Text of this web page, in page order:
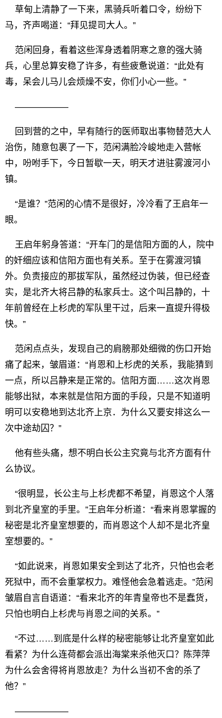
草甸上清静了一下来，黑骑兵听着口令，纷纷下
马，齐声喝道：“拜见提司大人。”
范闲回身，看着这些浑身透着阴寒之意的强大骑
兵，心里总算安稳了许多，有些疲惫说道：“此处有
毒，呆会儿马儿会烦燥不安，你们小心一些。”
——————
回到营的之中，早有随行的医师取出事物替范大人
治伤，随意包裹了一下，范闲满脸冷峻地走入营帐
中，吩咐手下，今日暂歇一天，明天才进驻雾渡河小
镇。
“是谁？”范闲的心情不是很好，冷冷看了王启年一
眼。
王启年躬身答道：“开车门的是信阳方面的人，院中
的奸细应该和信阳方面也有关系。至于在雾渡河镇
外。负责接应的那拔军队，虽然经过伪装，但已经查
实，是北齐大将吕静的私家兵士。这个叫吕静的，十
年前曾经在上杉虎的军队里干过，后来一直提升得极
快。”
范闲点点头，发现自己的肩膀那处细微的伤口开始
痛了起来，皱眉道：“肖恩和上杉虎的关系，我能猜到
一点，所以吕静来是正常的。信阳方面……这次肖恩
能够出狱，本来就是信阳方面的手段，只是不知道明
明可以安稳地到达北齐上京．为什么又要安排这么一
次中途劫囚？”
他有些头痛，想不明白长公主究竟与北齐方面有什
么协议。
“很明显，长公主与上杉虎都不希望，肖恩这个人落
到北齐皇室的手里。”王启年分析道：“看来肖恩掌握的
秘密是北齐皇室想要的，而肖恩这个人却不是北齐皇
室想要的。”
“如此说来，肖恩如果安全到达了北齐，只怕也会老
死狱中，而不会重掌权力。难怪他会急着逃走。”范闲
皱眉自言自语道：“看来北齐的年青皇帝也不是蠢货，
只怕也明白上杉虎与肖恩之间的关系。”
“不过……到底是什么样的秘密能够让北齐皇室如此
看紧？为什么连荷都会派出海棠来杀他灭口？陈萍萍
为什么会舍得将肖恩放走？为什么当初不舍的杀了
他？”
——————